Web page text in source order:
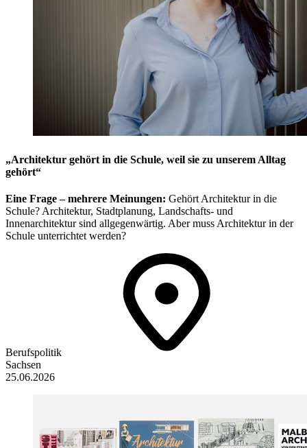
„Architektur gehört in die Schule, weil sie zu unserem Alltag
gehört“
Eine Frage – mehrere Meinungen: Gehört Architektur in die
Schule? Architektur, Stadtplanung, Landschafts- und
Innenarchitektur sind allgegenwärtig. Aber muss Architektur in der
Schule unterrichtet werden?
Berufspolitik
Sachsen
25.06.2026